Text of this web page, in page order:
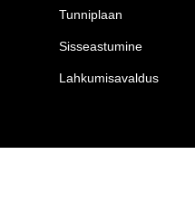
Tunniplaan
Sisseastumine
Lahkumisavaldus